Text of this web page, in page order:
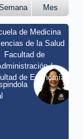
Mes
de Medicina
de la Salud
Facultad de
/
de Economía